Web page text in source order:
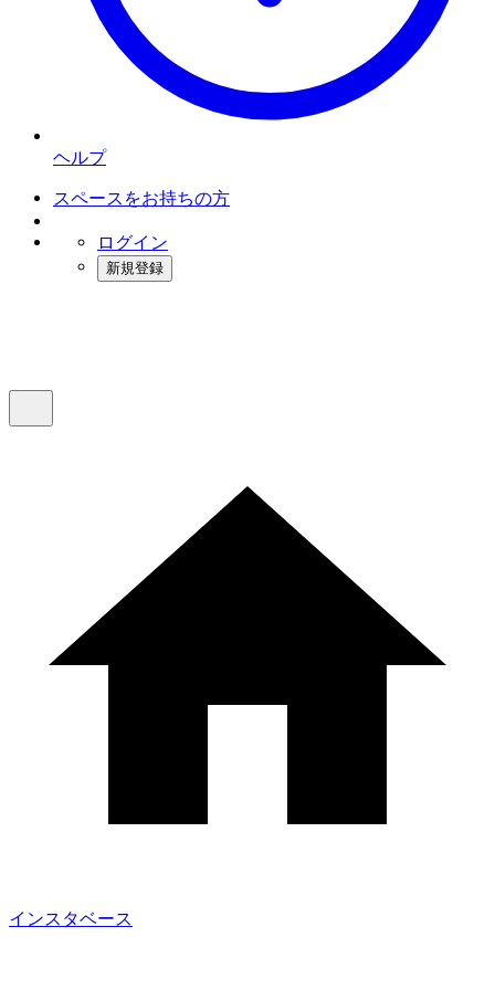
ヘルプ
スペースをお持ちの方
ログイン
新規登録
インスタベース